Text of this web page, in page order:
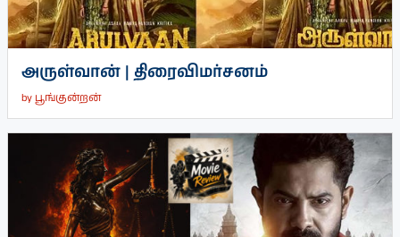
அருள்வான் | திரைவிமர்சனம்
byபூங்குன்றன்